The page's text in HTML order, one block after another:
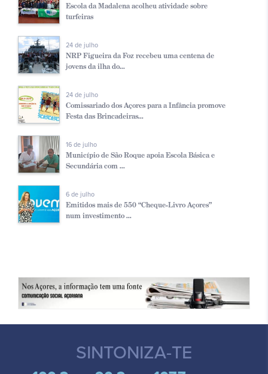
Escola da Madalena acolheu atividade sobre
turfeiras
24 de julho
NRP Figueira da Foz recebeu uma centena de
jovens da ilha do...
24 de julho
Comissariado dos Açores para a Infância promove
Festa das Brincadeiras...
16 de julho
Município de São Roque apoia Escola Básica e
Secundária com ...
6 de julho
Emitidos mais de 550 “Cheque-Livro Açores”
num investimento ...
SINTONIZA-TE